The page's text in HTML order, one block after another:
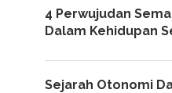
4 Perwujudan
Dalam Kehidupan
Sejarah Otonomi